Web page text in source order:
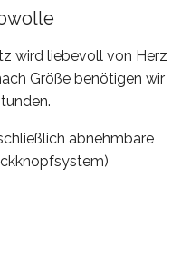
wird liebevoll von Herz
Größe benötigen wir
abnehmbare